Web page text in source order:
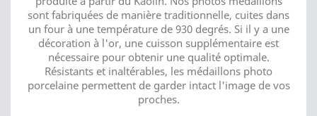
sont fabriquées de manière traditionnelle, cuites dans
un four à une température de 930 degrés. Si il y a une
décoration à l'or, une cuisson supplémentaire est
nécessaire pour obtenir une qualité optimale.
Résistants et inaltérables, les médaillons photo
porcelaine permettent de garder intact l'image de vos
proches.